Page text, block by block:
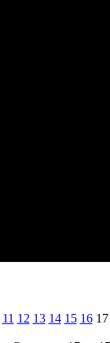
11 12 13 14 15 16 17